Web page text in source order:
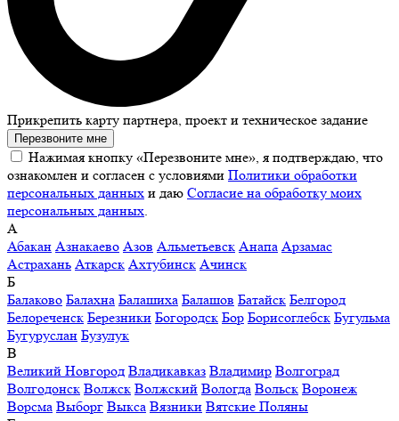
Прикрепить карту партнера, проект и техническое задание
Перезвоните мне
Нажимая кнопку «Перезвоните мне», я подтверждаю, что
ознакомлен и согласен с условиями Политики обработки
персональных данных и даю Согласие на обработку моих
персональных данных
А
Абакан Азнакаево Азов Альметьевск Анапа Арзамас
Астрахань Аткарск Ахтубинск Ачинск
Б
Балаково Балахна Балашиха Балашов Батайск Белгород
Белореченск Березники Богородск Бор Борисоглебск Бугульма
Бугуруслан Бузулук
В
Великий Новгород Владикавказ Владимир Волгоград
Волгодонск Волжск Волжский Вологда Вольск Воронеж
Ворсма Выборг Выкса Вязники Вятские Поляны